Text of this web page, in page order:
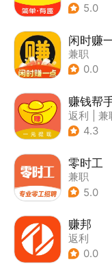
5.0
闲时赚
兼职
0.0
赚钱帮
返利
兼
4.3
零时工
兼职
5.0
赚邦
返利
0.0